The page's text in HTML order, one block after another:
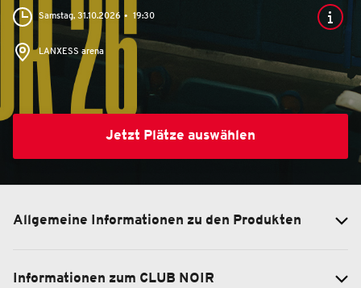
Samstag, 31.10.2026 19:30
LANXESS arena
Jetzt Plätze auswählen
Allgemeine Informationen zu den Produkten
Informationen zum CLUB NOIR